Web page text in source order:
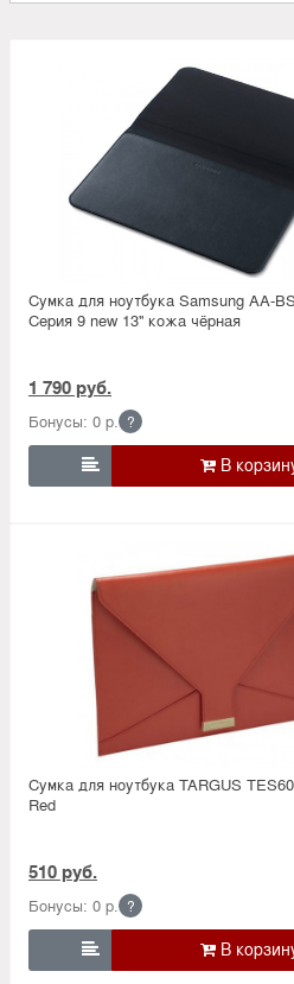
Сумка для ноутбука Samsung AA-
Серия 9 new 13'' кожа чёрная
1 790 руб.
Бонусы: 0 р. ?

Сумка для ноутбука TARGUS
Red
510 руб.
Бонусы: 0 р. ?
